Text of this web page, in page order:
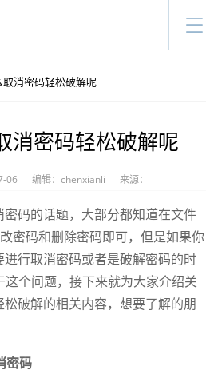
取消密码轻松破解呢
消密码轻松破解呢
06 编辑：chenxianli 来源：
码的话题，大部分都知道在文件
密码和删除密码即可，但是如果你
行取消密码或者是破解密码的时
这个问题，接下来就为大家介绍关
破解的相关内容，想要了解的朋
密码